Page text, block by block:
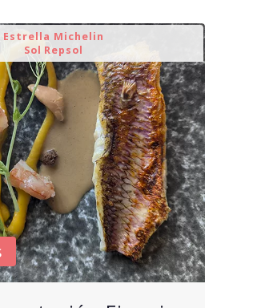
Estrella Michelin
Sol Repsol